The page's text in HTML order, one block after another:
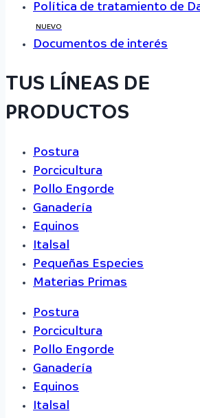
Política de tratamiento de
NUEVO
Documentos de interés
TUS LÍNEAS DE
PRODUCTOS
Postura
Porcicultura
Pollo Engorde
Ganadería
Equinos
Italsal
Pequeñas Especies
Materias Primas
Postura
Porcicultura
Pollo Engorde
Ganadería
Equinos
Italsal